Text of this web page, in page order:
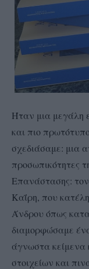
Ήταν μια μεγάλη
και πιο
σχεδιάσαμε: μια
προσωπικότητες
Επανάστασης:
Καΐρη, που
Άνδρου όπως
διαμορφώσαμε
άγνωστα κείμενα
στοιχείων και